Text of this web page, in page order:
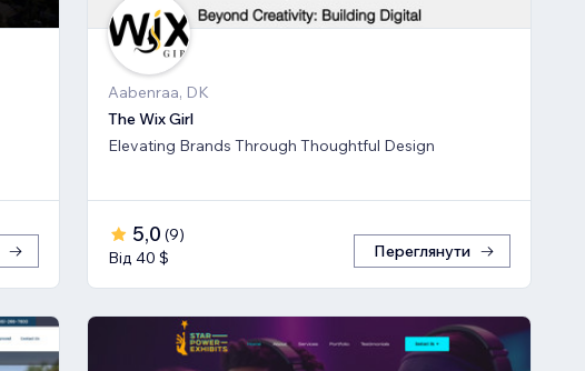
Aabenraa, DK
The Wix Girl
Elevating Brands Through Thoughtful Design
5,0 (9)
Від 40 $
Переглянути